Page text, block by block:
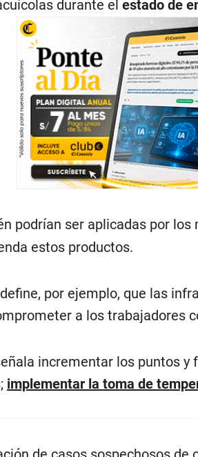
durante elestado de
podrían ser aplicadas por
estos productos.
por ejemplo, que las
a los trabajadores
incrementar los puntos
implementar la toma de